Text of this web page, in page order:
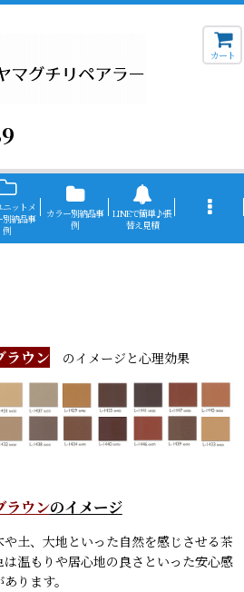
カート
ットメ
別納品事
例
カラー別納品事
例
LINEで簡単♪張
替え見積
ラウン のイメージと心理効果
ラウンのイメージ
や土、大地といった自然を感じさせる茶
は温もりや居心地の良さといった安心感
あります。